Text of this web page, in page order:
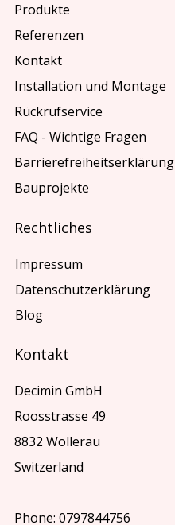
Produkte
Referenzen
Kontakt
Installation und Montage
Rückrufservice
FAQ - Wichtige Fragen
Barrierefreiheitserklärung
Bauprojekte
Kontakt
Decimin GmbH
Roosstrasse 49
8832 Wollerau
Switzerland
Phone: 0797844756
Rechtliches
Impressum
Datenschutzerklärung
Blog